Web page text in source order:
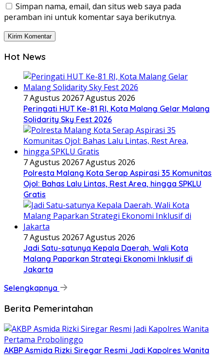
Simpan nama, email, dan situs web saya pada
peramban ini untuk komentar saya berikutnya.
Hot News
7 Agustus 20267 Agustus 2026
Peringati HUT Ke-81 RI, Kota Malang Gelar Malang
Solidarity Sky Fest 2026
7 Agustus 20267 Agustus 2026
Polresta Malang Kota Serap Aspirasi 35 Komunitas
Ojol: Bahas Lalu Lintas, Rest Area, hingga SPKLU
Gratis
7 Agustus 20267 Agustus 2026
Jadi Satu-satunya Kepala Daerah, Wali Kota
Malang Paparkan Strategi Ekonomi Inklusif di
Jakarta
Selengkapnya
Berita Pemerintahan
AKBP Asmida Rizki Siregar Resmi Jadi Kapolres Wanita